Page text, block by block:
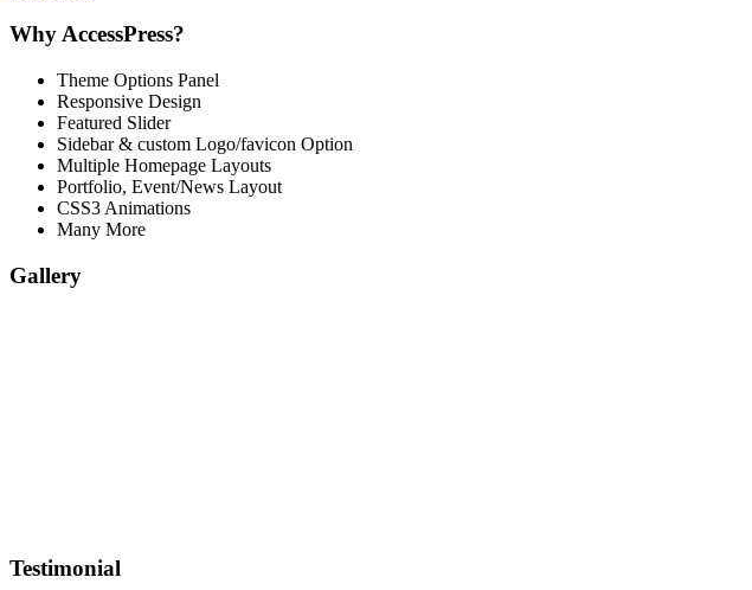
Why AccessPress?
Theme Options Panel
Responsive Design
Featured Slider
Sidebar & custom Logo/favicon Option
Multiple Homepage Layouts
Portfolio, Event/News Layout
CSS3 Animations
Many More
Gallery
Testimonial